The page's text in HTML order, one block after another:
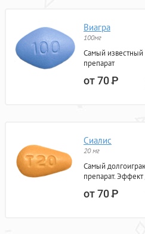
Виагра
100мг
Самый известный
препарат
от 70Р
Сиалис
20 мг
Самый
препарат. Эффект
от 70Р